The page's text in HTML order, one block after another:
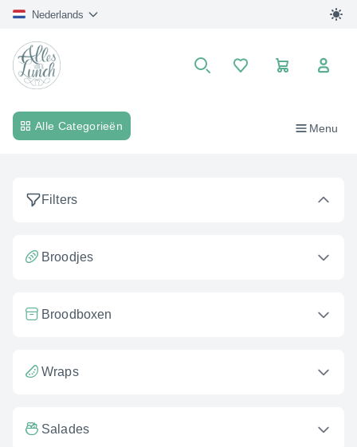
Nederlands
Search Winkelwagen
Alle Categorieën Menu
Filters
Broodjes
Broodboxen
Wraps
Salades